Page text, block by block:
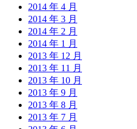
2014 年 4 月
2014 年 3 月
2014 年 2 月
2014 年 1 月
2013 年 12 月
2013 年 11 月
2013 年 10 月
2013 年 9 月
2013 年 8 月
2013 年 7 月